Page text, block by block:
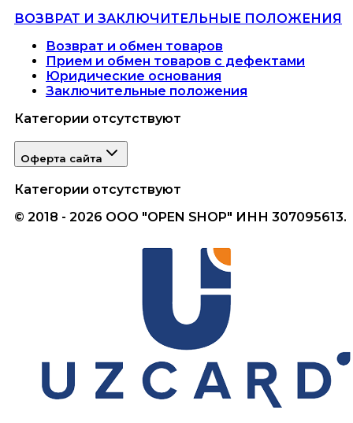
ВОЗВРАТ И ЗАКЛЮЧИТЕЛЬНЫЕ ПОЛОЖЕНИЯ
Возврат и обмен товаров
Прием и обмен товаров с дефектами
Юридические основания
Заключительные положения
Категории отсутствуют
Оферта сайта
Категории отсутствуют
© 2018 - 2026 ООО "OPEN SHOP" ИНН 307095613.